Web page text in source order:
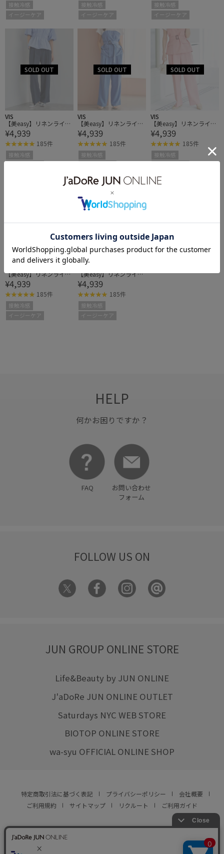
接触冷感
イージーケア
接触冷感
イージーケア
接触冷感
イージーケア
VIS
【美easy】リネンライク
ワンタックワイドスラッ
クスパンツ
¥4,939
185件
接触冷感
VIS
【美easy】リネンライク
ワンタックワイドスラッ
クスパンツ
¥4,939
185件
接触冷感
VIS
【美easy】リネンライク
ワンタックワイドスラッ
クスパンツ
¥4,939
185件
接触冷感
【美easy】リネンライク
ワンタックワイドスラッ
クスパンツ
¥4,939
185件
接触冷感
イージーケア
VIS
【美easy】リネンライク
ワンタックワイドスラッ
クスパンツ
¥4,939
185件
接触冷感
イージーケア
HELP
何かお困りですか？
FAQ
お問い合わせ
フォーム
FOLLOW US ON
JUN GROUP ONLINE STORE
Life&Beauty by JUN ONLINE
J'aDoRe JUN ONLINE OUTLET
Saturdays NYC WEB STORE
BIOTOP ONLINE STORE
wa-syu OFFICIAL ONLINE SHOP
特定商取引法に基づく表記 プライバシーポリシー
会社概要
ご利用規約
サイトマップ リクルート ご利用ガイド